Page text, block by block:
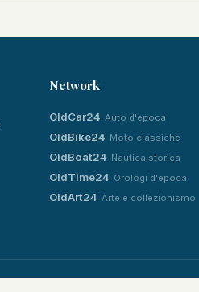
Network
OldCar24 Auto d'epoca
OldBike24 Moto classiche
OldBoat24 Nautica storica
OldTime24 Orologi d'epoca
OldArt24 Arte e collezionismo